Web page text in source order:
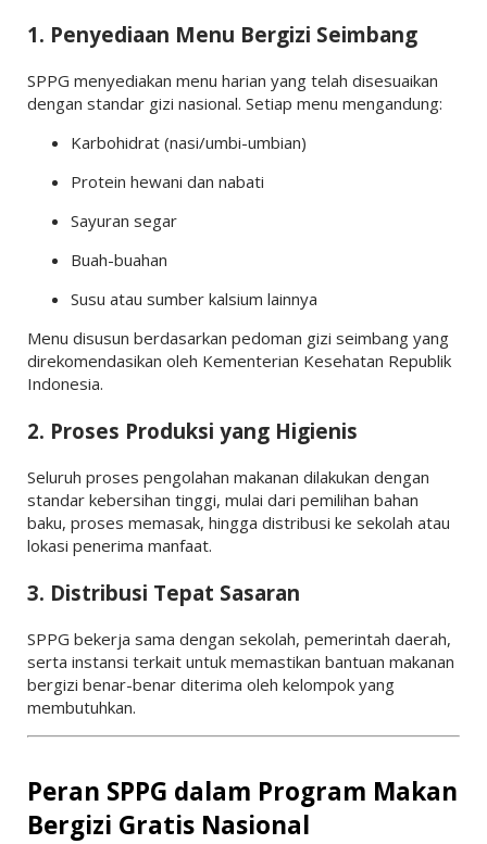
1. Penyediaan Menu Bergizi Seimbang
SPPG menyediakan menu harian yang telah disesuaikan
dengan standar gizi nasional. Setiap menu mengandung:
Karbohidrat (nasi/umbi-umbian)
Protein hewani dan nabati
Sayuran segar
Buah-buahan
Susu atau sumber kalsium lainnya
Menu disusun berdasarkan pedoman gizi seimbang yang
direkomendasikan oleh Kementerian Kesehatan Republik
Indonesia.
2. Proses Produksi yang Higienis
Seluruh proses pengolahan makanan dilakukan dengan
standar kebersihan tinggi, mulai dari pemilihan bahan
baku, proses memasak, hingga distribusi ke sekolah atau
lokasi penerima manfaat.
3. Distribusi Tepat Sasaran
SPPG bekerja sama dengan sekolah, pemerintah daerah,
serta instansi terkait untuk memastikan bantuan makanan
bergizi benar-benar diterima oleh kelompok yang
membutuhkan.
Peran SPPG dalam Program Makan
Bergizi Gratis Nasional